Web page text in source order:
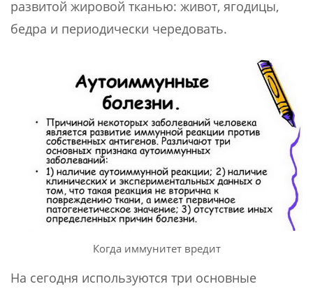
развитой жировой тканью: живот, ягодицы,
бедра и периодически чередовать.
Когда иммунитет вредит
На сегодня используются три основные